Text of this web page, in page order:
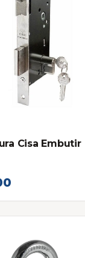
Cisa Embutir